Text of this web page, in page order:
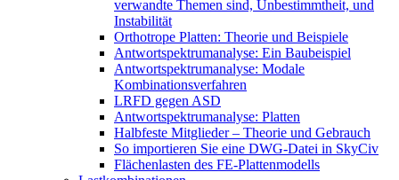
verwandte Themen sind, Unbestimmtheit, und
Instabilität
Orthotrope Platten: Theorie und Beispiele
Antwortspektrumanalyse: Ein Baubeispiel
Antwortspektrumanalyse: Modale
Kombinationsverfahren
LRFD gegen ASD
Antwortspektrumanalyse: Platten
Halbfeste Mitglieder – Theorie und Gebrauch
So importieren Sie eine DWG-Datei in SkyCiv
Flächenlasten des FE-Plattenmodells